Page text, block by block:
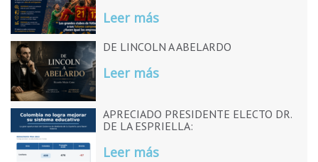
Leer más
DE LINCOLN A ABELARDO
Leer más
APRECIADO PRESIDENTE ELECTO DR.
DE LA ESPRIELLA:
Leer más